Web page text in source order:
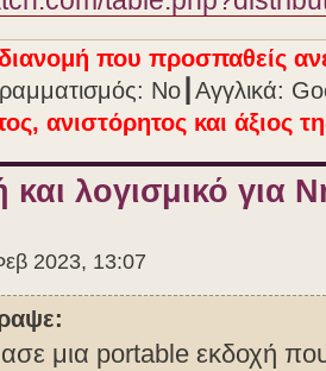
διανομή που προσπαθείς
No┃Αγγλικά:
ανιστόρητος και άξιος
και λογισμικό για
2023, 13:07
μια portable εκδοχή